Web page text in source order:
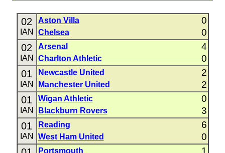
02
IAN
Aston Villa 0
Chelsea 0
02
IAN
Arsenal 4
Charlton Athletic 0
01
IAN
Newcastle United 2
Manchester United 2
01
IAN
Wigan Athletic 0
Blackburn Rovers 3
01
IAN
Reading 6
West Ham United 0
Portsmouth 1